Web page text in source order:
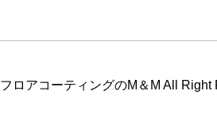
フロアコーティングのM＆M All Right